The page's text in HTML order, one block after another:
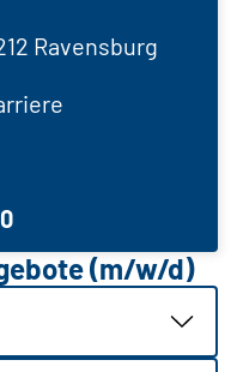
Ravensburg
(m/w/d)